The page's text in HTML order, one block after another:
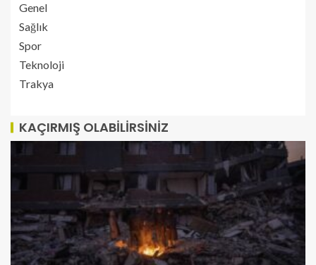
Genel
Sağlık
Spor
Teknoloji
Trakya
KAÇIRMIŞ OLABILIRSINIZ